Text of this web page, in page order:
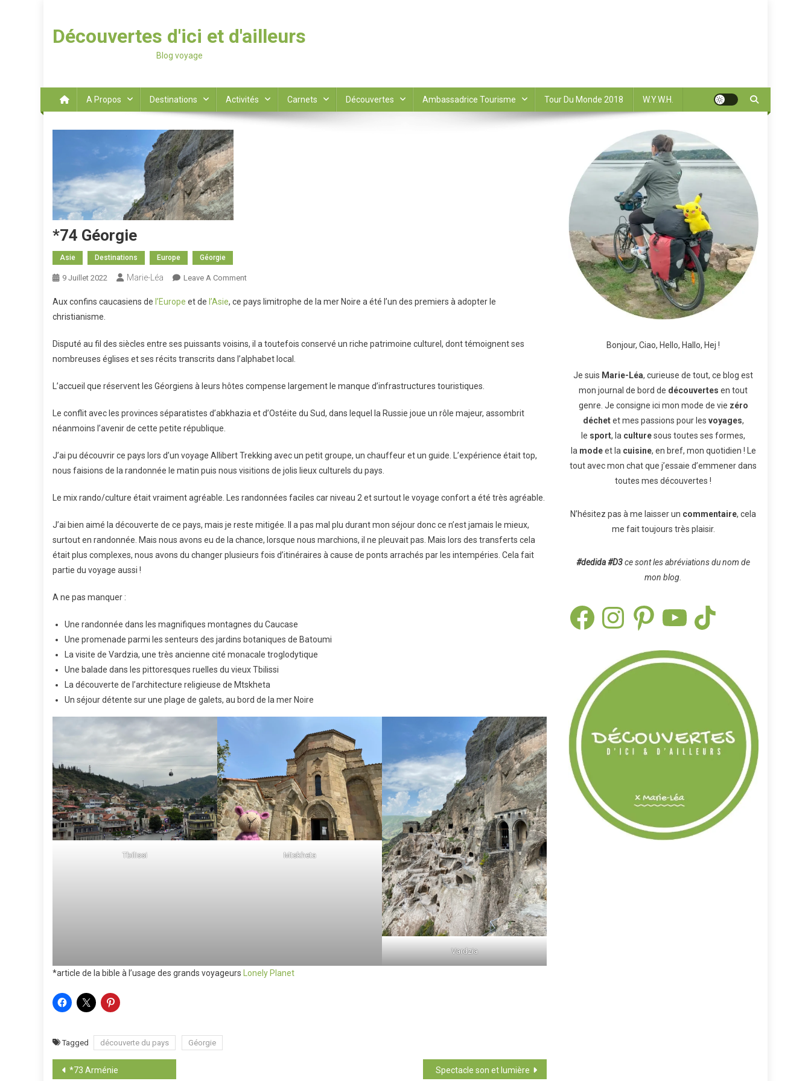
Découvertes d'ici et d'ailleurs
Blog voyage
A Propos Destinations Activités Carnets Découvertes Ambassadrice Tourisme Tour Du Monde 2018 W.Y.W.H.
*74 Géorgie
Asie Destinations Europe Géorgie
9 Juillet 2022 Marie-Léa Leave A CommentOn
Géorgie
Aux confins caucasiens de l’Europe et de l’Asie, ce pays limitrophe de la mer Noire a été l’un des premiers à adopter le
christianisme.
Disputé au fil des siècles entre ses puissants voisins, il a toutefois conservé un riche patrimoine culturel, dont témoignent ses
nombreuses églises et ses récits transcrits dans l’alphabet local.
L’accueil que réservent les Géorgiens à leurs hôtes compense largement le manque d’infrastructures touristiques.
Le conflit avec les provinces séparatistes d’abkhazia et d’Ostéite du Sud, dans lequel la Russie joue un rôle majeur, assombrit
néanmoins l’avenir de cette petite république.
J’ai pu découvrir ce pays lors d’un voyage Allibert Trekking avec un petit groupe, un chauffeur et un guide. L’expérience était top,
nous faisions de la randonnée le matin puis nous visitions de jolis lieux culturels du pays.
Le mix rando/culture était vraiment agréable. Les randonnées faciles car niveau 2 et surtout le voyage confort a été très agréable.
J’ai bien aimé la découverte de ce pays, mais je reste mitigée. Il a pas mal plu durant mon séjour donc ce n’est jamais le mieux,
surtout en randonnée. Mais nous avons eu de la chance, lorsque nous marchions, il ne pleuvait pas. Mais lors des transferts cela
était plus complexes, nous avons du changer plusieurs fois d’itinéraires à cause de ponts arrachés par les intempéries. Cela fait
partie du voyage aussi !
A ne pas manquer :
Une randonnée dans les magnifiques montagnes du Caucase
Une promenade parmi les senteurs des jardins botaniques de Batoumi
La visite de Vardzia, une très ancienne cité monacale troglodytique
Une balade dans les pittoresques ruelles du vieux Tbilissi
La découverte de l’architecture religieuse de Mtskheta
Un séjour détente sur une plage de galets, au bord de la mer Noire
Tbilissi Mtskheta
Vardzia
*article de la bible à l’usage des grands voyageurs Lonely Planet
Tagged découverte du pays Géorgie
Navigation
*73 Arménie Spectacle son et lumière
Bonjour, Ciao, Hello, Hallo, Hej !
Je suis Marie-Léa, curieuse de tout, ce blog est
mon journal de bord de découvertes en tout
genre. Je consigne ici mon mode de vie zéro
déchetet mes passions pour les voyages,
le sport, la culturesous toutes ses formes,
la modeet la cuisine, en bref, mon quotidien ! Le
tout avec mon chat que j’essaie d’emmener dans
toutes mes découvertes !
N’hésitez pas à me laisser un commentaire, cela
me fait toujours très plaisir.
#dedida#D3ce sont les abréviations du nom de
mon blog.
FacebookInstagramPinterest TikTok